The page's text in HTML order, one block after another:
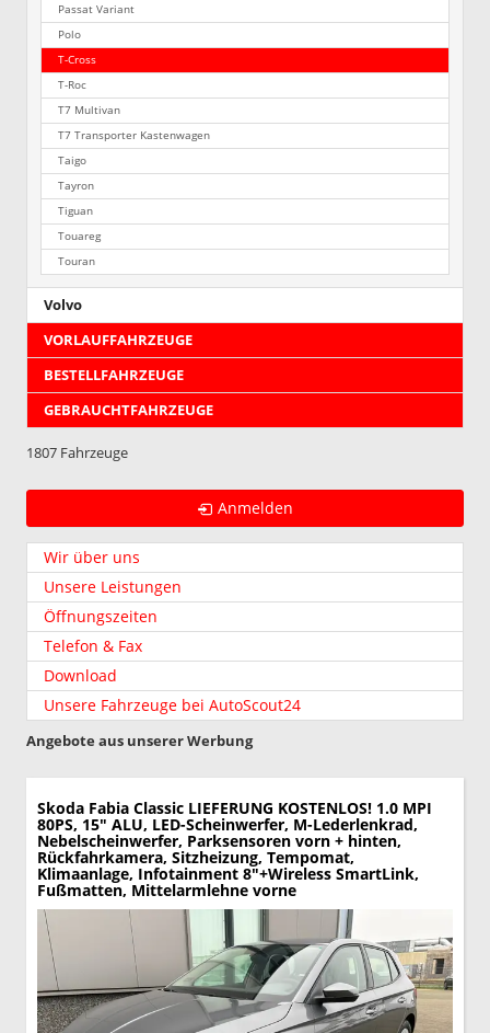
Passat Variant
Polo
T-Cross
T-Roc
T7 Multivan
T7 Transporter Kastenwagen
Taigo
Tayron
Tiguan
Touareg
Touran
Volvo
VORLAUFFAHRZEUGE
BESTELLFAHRZEUGE
GEBRAUCHTFAHRZEUGE
1807 Fahrzeuge
Anmelden
Wir über uns
Unsere Leistungen
Öffnungszeiten
Telefon & Fax
Download
Unsere Fahrzeuge bei AutoScout24
Angebote aus unserer Werbung
Skoda Fabia Classic LIEFERUNG KOSTENLOS! 1.0 MPI
80PS, 15" ALU, LED-Scheinwerfer, M-Lederlenkrad,
Nebelscheinwerfer, Parksensoren vorn + hinten,
Rückfahrkamera, Sitzheizung, Tempomat,
Klimaanlage, Infotainment 8"+Wireless SmartLink,
Fußmatten, Mittelarmlehne vorne